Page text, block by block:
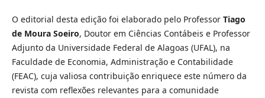
O editorial desta edição foi elaborado pelo Professor Tiago
de Moura Soeiro, Doutor em Ciências Contábeis e Professor
Adjunto da Universidade Federal de Alagoas (UFAL), na
Faculdade de Economia, Administração e Contabilidade
(FEAC), cuja valiosa contribuição enriquece este número da
revista com reflexões relevantes para a comunidade